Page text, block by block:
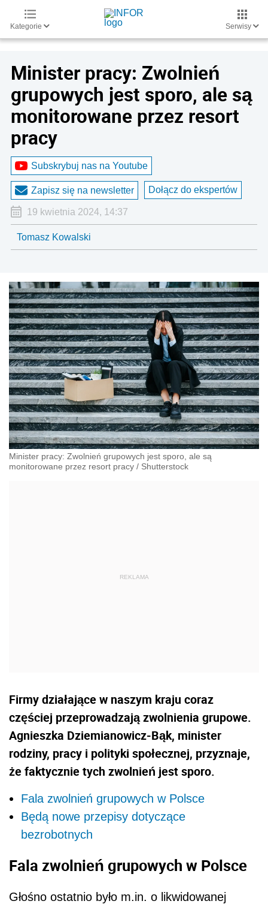
Kategorie Serwisy
Minister pracy: Zwolnień
grupowych jest sporo, ale są
monitorowane przez resort
pracy
Subskrybuj nas na Youtube
Zapisz się na newsletter Dołącz do ekspertów
19 kwietnia 2024, 14:37
Tomasz Kowalski
Minister pracy: Zwolnień grupowych jest sporo, ale są
monitorowane przez resort pracy / Shutterstock
Firmy działające w naszym kraju coraz
częściej przeprowadzają zwolnienia grupowe.
Agnieszka Dziemianowicz-Bąk, minister
rodziny, pracy i polityki społecznej, przyznaje,
że faktycznie tych zwolnień jest sporo.
Fala zwolnień grupowych w Polsce
Będą nowe przepisy dotyczące
bezrobotnych
Fala zwolnień grupowych w Polsce
Głośno ostatnio było m.in. o likwidowanej